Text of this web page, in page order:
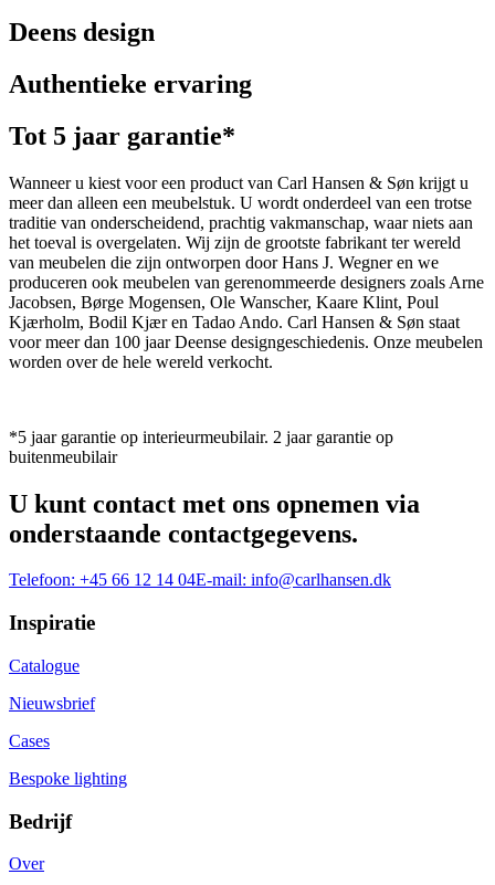
Deens design
Authentieke ervaring
Tot 5 jaar garantie*
Wanneer u kiest voor een product van Carl Hansen & Søn krijgt u
meer dan alleen een meubelstuk. U wordt onderdeel van een trotse
traditie van onderscheidend, prachtig vakmanschap, waar niets aan
het toeval is overgelaten. Wij zijn de grootste fabrikant ter wereld
van meubelen die zijn ontworpen door Hans J. Wegner en we
produceren ook meubelen van gerenommeerde designers zoals Arne
Jacobsen, Børge Mogensen, Ole Wanscher, Kaare Klint, Poul
Kjærholm, Bodil Kjær en Tadao Ando. Carl Hansen & Søn staat
voor meer dan 100 jaar Deense designgeschiedenis. Onze meubelen
worden over de hele wereld verkocht.
*5 jaar garantie op interieurmeubilair. 2 jaar garantie op
buitenmeubilair
U kunt contact met ons opnemen via
onderstaande contactgegevens.
Telefoon: +45 66 12 14 04E-mail: info@carlhansen.dk
Inspiratie
Catalogue
Nieuwsbrief
Cases
Bespoke lighting
Bedrijf
Over